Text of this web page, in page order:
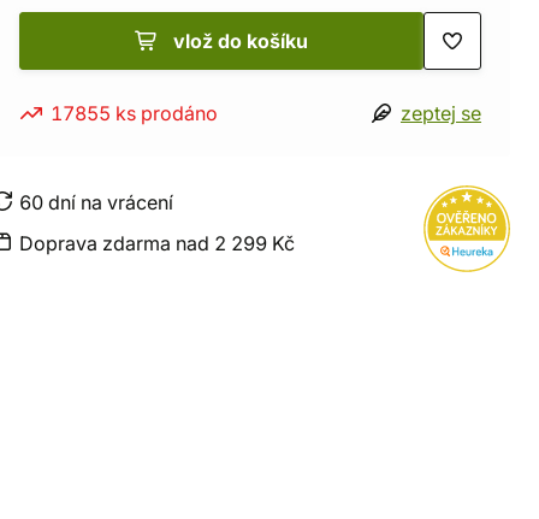
vlož do košíku
17855 ks prodáno zeptej se
60 dní na vrácení
Doprava zdarma nad 2 299 Kč